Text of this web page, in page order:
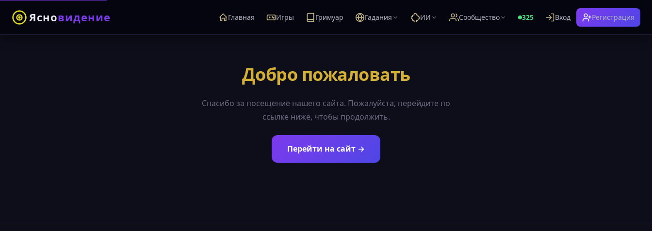
Ясновидение Главная Игры Гримуар Гадания ИИ Сообщество 325 Вход Регистрация
Добро пожаловать
Спасибо за посещение нашего сайта. Пожалуйста, перейдите по
ссылке ниже, чтобы продолжить.
Перейти на сайт →